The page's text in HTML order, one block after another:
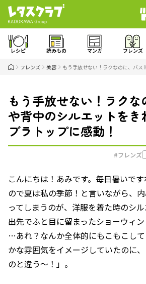
レシピ 読みもの マンガ フレンズ
フレンズ 美容 もう手放せない！ラクなのに、バ
もう手放せない！ラクな
や背中のシルエットをき
ブラトップに感動！
#フレンズ
こんにちは！あみです。毎日暑いで
ので夏は私の季節！と言いながら、
ってしまうのが、洋服を着た時のシル
出先でふと目に留まったショーウィン
…あれ？なんか全体的にもこもこし
かな雰囲気をイメージしていたのに
のと違う～！」。